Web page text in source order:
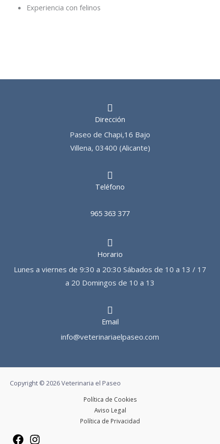
Experiencia con felinos
Dirección
Paseo de Chapi,16 Bajo
Villena, 03400 (Alicante)
Teléfono
965 363 377
Horario
Lunes a viernes de 9:30 a 20:30 Sábados de 10 a 13 / 17
a 20 Domingos de 10 a 13
Email
info@veterinariaelpaseo.com
Copyright © 2026 Veterinaria el Paseo
Política de Cookies
Aviso Legal
Política de Privacidad